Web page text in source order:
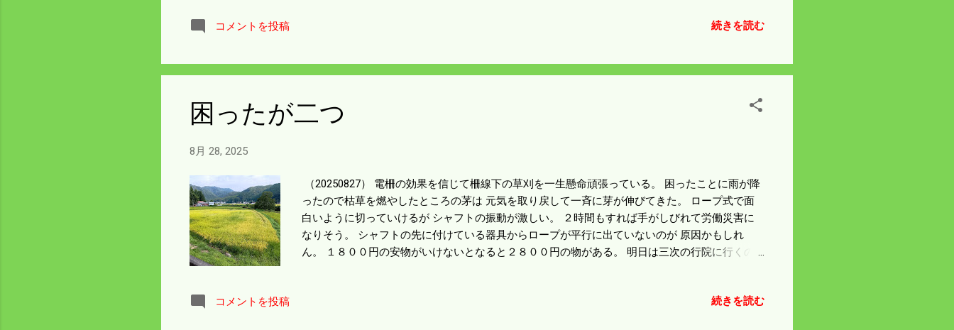
だし、刈刃押さえの金具が合わない。 テキトーなワシャーをかませたが微妙な隙間がある。 ブ
それほど売れているということなんだろう。 最初に刈ったところはもう草が線に触れるほど伸び
てきた。 もう一回ほど刈って通電はしないでも 十分牽制にはなると思う。 稲刈りの準備を始め
コメントを投稿 続きを読む
困ったが二つ
8月 28, 2025
（20250827） 電柵の効果を信じて柵線下の草刈を一生懸命頑張っている。 困ったことに雨が降
ったので枯草を燃やしたところの茅は 元気を取り戻して一斉に芽が伸びてきた。 ロープ式で面
白いように切っていけるが シャフトの振動が激しい。 ２時間もすれば手がしびれて労働災害に
なりそう。 シャフトの先に付けている器具からロープが平行に出ていないのが 原因かもしれ
ん。 １８００円の安物がいけないとなると２８００円の物がある。 明日は三次の行院に行くの
に多く投下したわけではない。 もしや柿の木の陰で茎が伸びたのかもしれん。 来年は茎が硬く
コメントを投稿 続きを読む